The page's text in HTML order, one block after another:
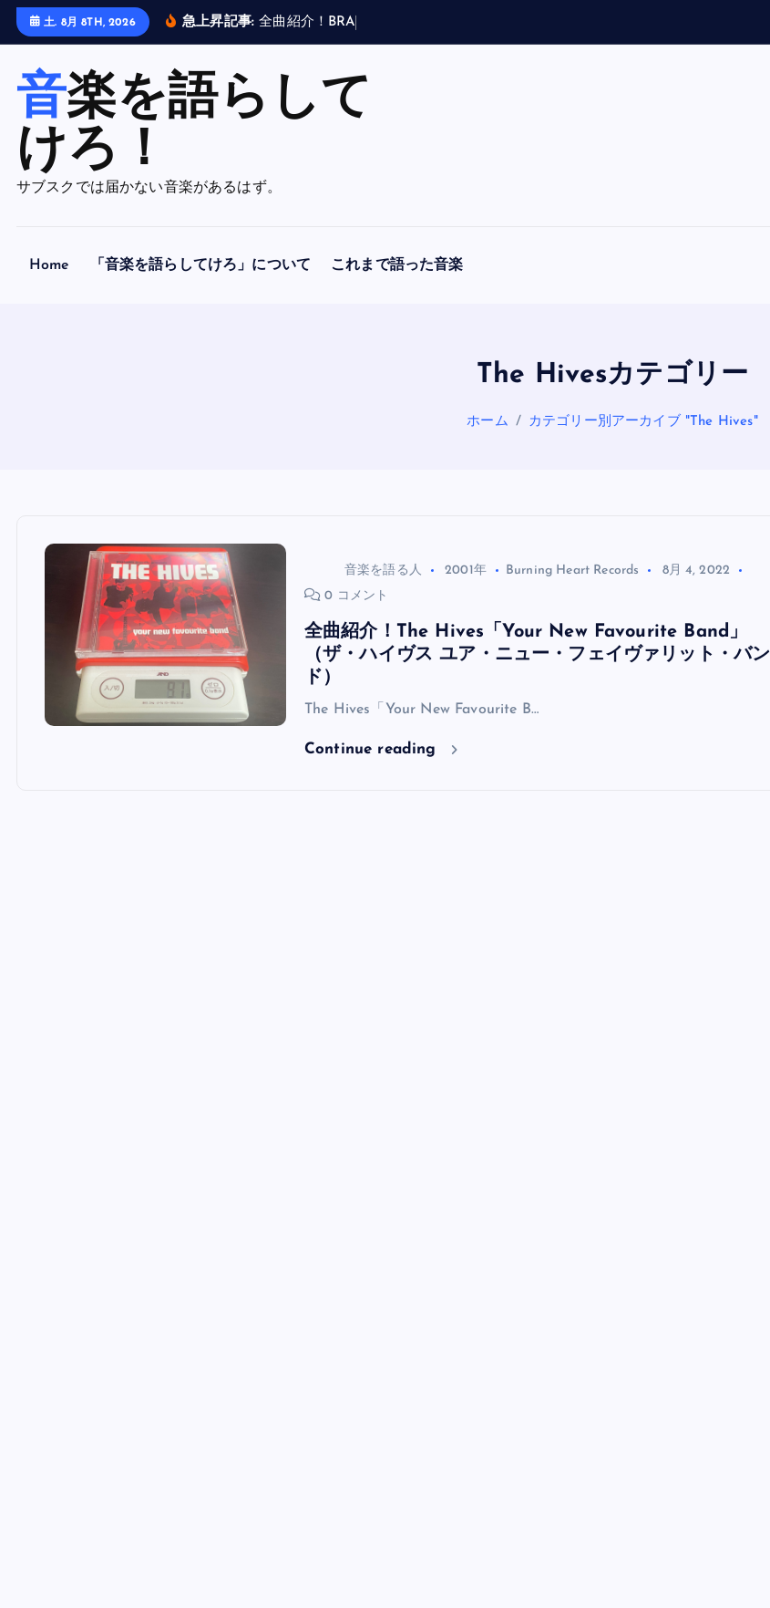
土. 8月 8TH, 2026 急上昇記事: 全曲 紹介 ！ B RA
音楽を語らして
けろ！
サブスクでは届かない音楽があるはず。
Home 「音楽を語らしてけろ」について これまで語った音楽
The Hivesカテゴリー
ホーム カテゴリー別アーカイブ "The Hives"
音楽を語る人 2001年 Burning Heart Records
8月 4, 2022
0 コメント
全曲紹介！The Hives「Your New Favourite Band」
（ザ・ハイヴス ユア・ニュー・フェイヴァリット・バン
ド）
The Hives「Your New Favourite B…
Continue reading
OASIS